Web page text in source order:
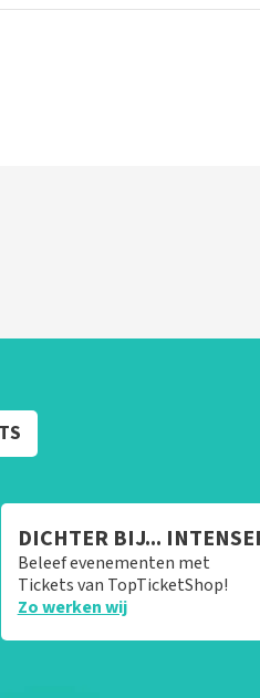
DICHTER BIJ...
Beleef evenementen met
Tickets van TopTicketShop!
Zo werken wij